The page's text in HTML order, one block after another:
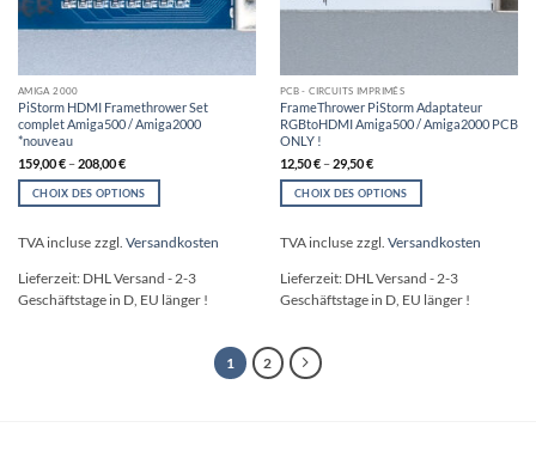
AMIGA 2000
PiStorm HDMI Framethrower Set
complet Amiga500 / Amiga2000
*nouveau
159,00€–208,00€
CHOIX DES OPTIONS
produit
plusieurs
variations.
TVA incluse zzgl. Versandkosten
Lieferzeit: DHL Versand - 2-3
Geschäftstage in D, EU länger !
PCB - CIRCUITS IMPRIMÉS
FrameThrower PiStorm Adaptateur
RGBtoHDMI Amiga500 / Amiga2000 PCB
ONLY !
12,50€–29,50€
CHOIX DES OPTIONS
produit
plusieurs
variations.
peuvent
être
TVA incluse zzgl. Versandkosten
Lieferzeit: DHL Versand - 2-3
Geschäftstage in D, EU länger !
1 2